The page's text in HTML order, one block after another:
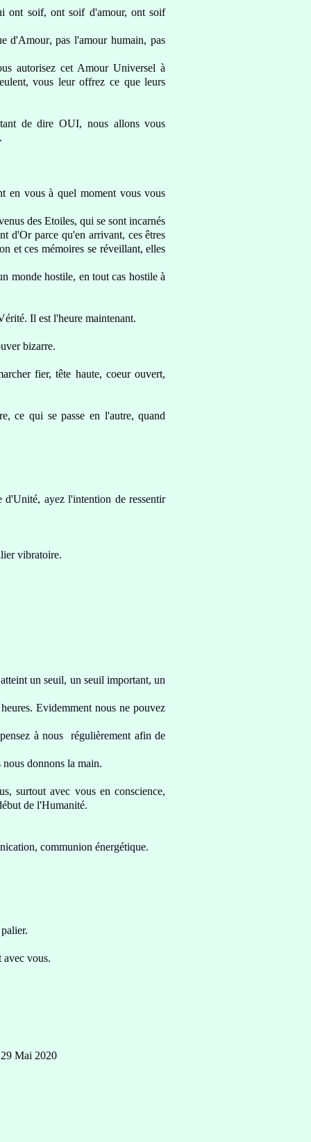
ont soif, ont soif d'amour,ontsoif
d'Amour, pas l'amour humain, pas
autorisez cet Amour Universel à
vous leur offrez ce que leurs
de dire OUI, nous allons vous
en vous à quel moment vous vous
des Etoiles, qui se sont incarnés
d'Or parce qu'en arrivant, ces êtres
et ces mémoires se réveillant, elles
monde hostile, en tout cas hostile à
Il est l'heure maintenant.
bizarre.
fier, tête haute,coeur ouvert,
, ce qui se passe en l'autre, quand
d'Unité, ayez l'intention de ressentir
vibratoire.
un seuil, un seuilimportant, un
heures.Evidemment nous ne pouvez
à nous régulièrement afin de
donnons la main.
surtout avec vous en conscience,
de l'Humanité.
communion énergétique.
avec vous.
Mai 2020